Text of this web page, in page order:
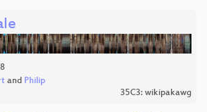
and Philip
35C3: wikipakawg